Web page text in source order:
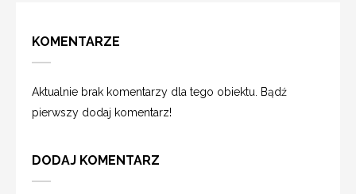
KOMENTARZE
Aktualnie brak komentarzy dla tego obiektu. Bądź
pierwszy dodaj komentarz!
DODAJ KOMENTARZ